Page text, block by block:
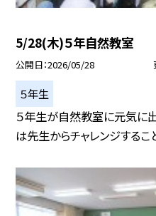
5/28(木)５年自然教室
公開日 2026/05/28
５年生
５年生が自然教室に元気に
は先生からチャレンジするこ